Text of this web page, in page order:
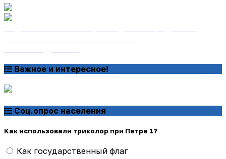
Важное и интересное!
Соц.опрос населения
Как использовали триколор при Петре 1?
Как государственный флаг